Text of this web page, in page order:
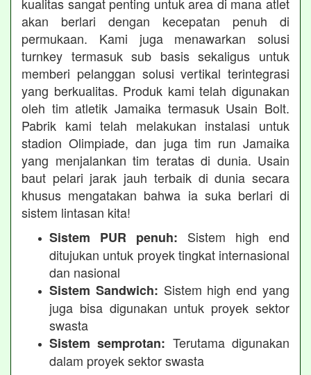
kualitas sangat penting untuk area di mana atlet
akan berlari dengan kecepatan penuh di
permukaan. Kami juga menawarkan solusi
turnkey termasuk sub basis sekaligus untuk
memberi pelanggan solusi vertikal terintegrasi
yang berkualitas. Produk kami telah digunakan
oleh tim atletik Jamaika termasuk Usain Bolt.
Pabrik kami telah melakukan instalasi untuk
stadion Olimpiade, dan juga tim run Jamaika
yang menjalankan tim teratas di dunia. Usain
baut pelari jarak jauh terbaik di dunia secara
khusus mengatakan bahwa ia suka berlari di
sistem lintasan kita!
Sistem PUR penuh: Sistem high end
ditujukan untuk proyek tingkat internasional
dan nasional
Sistem Sandwich: Sistem high end yang
juga bisa digunakan untuk proyek sektor
swasta
Sistem semprotan: Terutama digunakan
dalam proyek sektor swasta